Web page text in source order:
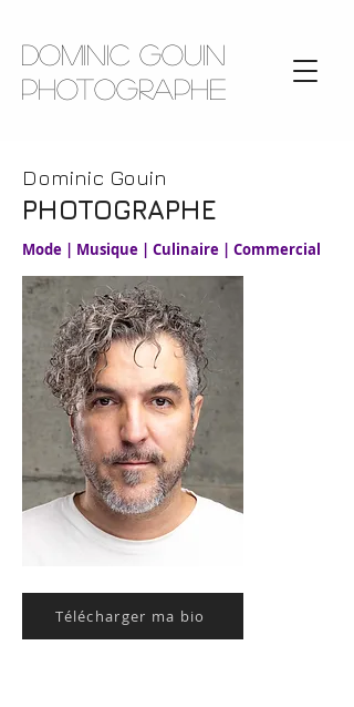
Dominic Gouin
photographe
Dominic Gouin
PHOTOGRAPHE
Mode | Musique | Culinaire | Commercial
Télécharger ma bio